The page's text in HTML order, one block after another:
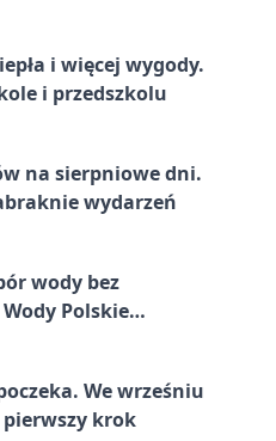
i więcej wygody.
i przedszkolu
na sierpniowe dni.
wydarzeń
wody bez
Polskie
We wrześniu
krok